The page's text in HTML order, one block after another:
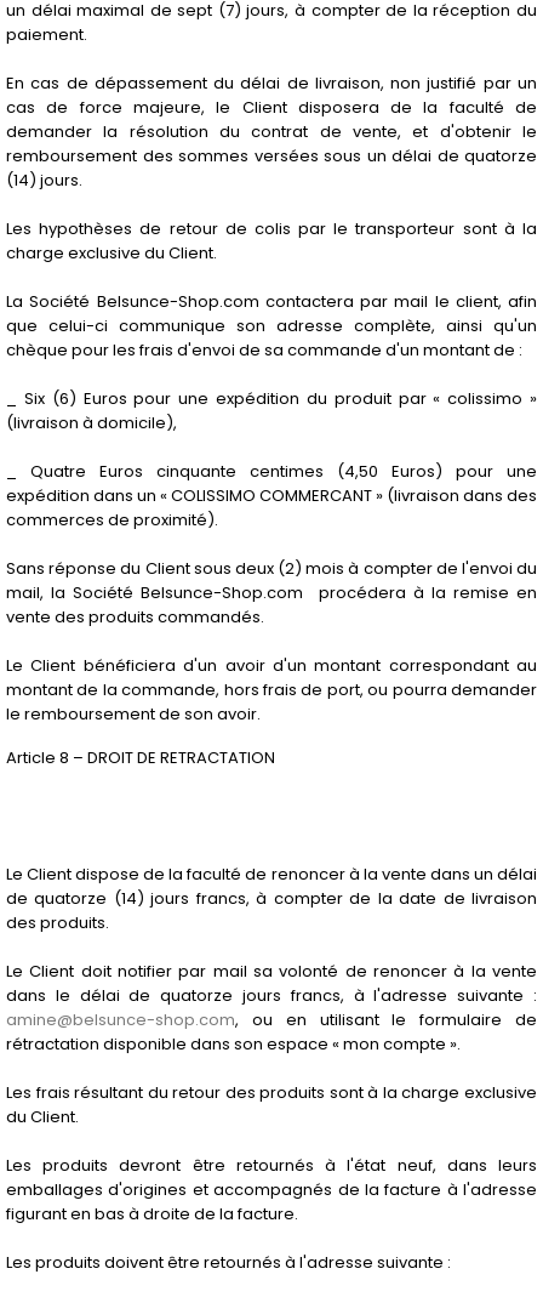
un délai maximal de sept (7) jours, à compter de la réception du
paiement.
En cas de dépassement du délai de livraison, non justifié par un
cas de force majeure, le Client disposera de la faculté de
demander la résolution du contrat de vente, et d'obtenir le
remboursement des sommes versées sous un délai de quatorze
(14) jours.
Les hypothèses de retour de colis par le transporteur sont à la
charge exclusive du Client.
La Société Belsunce-Shop.com contactera par mail le client, afin
que celui-ci communique son adresse complète, ainsi qu'un
chèque pour les frais d'envoi de sa commande d'un montant de :
_ Six (6) Euros pour une expédition du produit par « colissimo »
(livraison à domicile),
_ Quatre Euros cinquante centimes (4,50 Euros) pour une
expédition dans un « COLISSIMO COMMERCANT » (livraison dans des
commerces de proximité).
Sans réponse du Client sous deux (2) mois à compter de l'envoi du
mail, la Société Belsunce-Shop.com procédera à la remise en
vente des produits commandés.
Le Client bénéficiera d'un avoir d'un montant correspondant au
montant de la commande, hors frais de port, ou pourra demander
le remboursement de son avoir.
Article 8 – DROIT DE RETRACTATION
Le Client dispose de la faculté de renoncer à la vente dans un délai
de quatorze (14) jours francs, à compter de la date de livraison
des produits.
Le Client doit notifier par mail sa volonté de renoncer à la vente
dans le délai de quatorze jours francs, à l'adresse suivante :
amine@belsunce-shop.com, ou en utilisant le formulaire de
rétractation disponible dans son espace « mon compte ».
Les frais résultant du retour des produits sont à la charge exclusive
du Client.
Les produits devront être retournés à l'état neuf, dans leurs
emballages d'origines et accompagnés de la facture à l'adresse
figurant en bas à droite de la facture.
Les produits doivent être retournés à l'adresse suivante :